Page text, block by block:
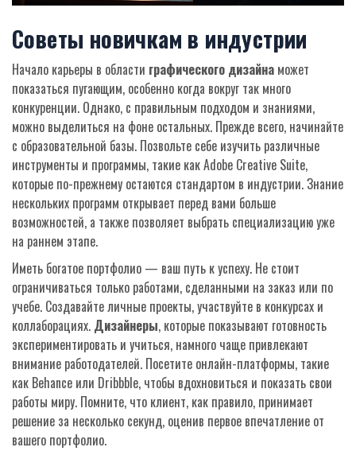
Советы новичкам в индустрии
Начало карьеры в области графического дизайна может
показаться пугающим, особенно когда вокруг так много
конкуренции. Однако, с правильным подходом и знаниями,
можно выделиться на фоне остальных. Прежде всего, начинайте
с образовательной базы. Позвольте себе изучить различные
инструменты и программы, такие как Adobe Creative Suite,
которые по-прежнему остаются стандартом в индустрии. Знание
нескольких программ открывает перед вами больше
возможностей, а также позволяет выбрать специализацию уже
на раннем этапе.
Иметь богатое портфолио — ваш путь к успеху. Не стоит
ограничиваться только работами, сделанными на заказ или по
учебе. Создавайте личные проекты, участвуйте в конкурсах и
коллаборациях. Дизайнеры, которые показывают готовность
экспериментировать и учиться, намного чаще привлекают
внимание работодателей. Посетите онлайн-платформы, такие
как Behance или Dribbble, чтобы вдохновиться и показать свои
работы миру. Помните, что клиент, как правило, принимает
решение за несколько секунд, оценив первое впечатление от
вашего портфолио.